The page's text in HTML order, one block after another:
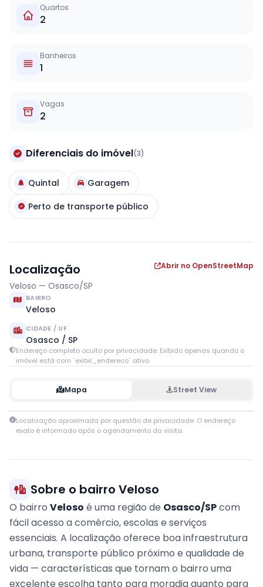
Quartos
2
Banheiros
1
Vagas
2
Diferenciais do imóvel(3)
Quintal
Garagem
Perto de transporte público
Localização
Veloso — Osasco/SP
Abrir no OpenStreetMap
BAIRRO
Veloso
CIDADE / UF
Osasco / SP
Endereço completo oculto por privacidade. Exibido apenas quando o
imóvel está com `exibir_endereco` ativo.
Mapa Street View
+
Localização aproximada por questão de privacidade. O endereço
exato é informado após o agendamento da visita.
Sobre o bairro Veloso
O bairro Veloso é uma região de Osasco/SPcom
fácil acesso a comércio, escolas e serviços
essenciais. A localização oferece boa infraestrutura
urbana, transporte público próximo e qualidade de
vida — características que tornam o bairro uma
excelente escolha tanto para moradia quanto para